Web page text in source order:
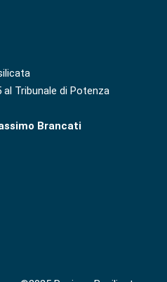
al Tribunale di Potenza
Brancati